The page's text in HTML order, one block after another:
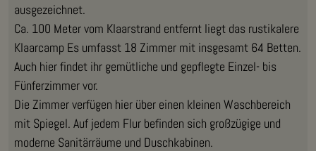
ausgezeichnet.
Ca. 100 Meter vom Klaarstrand entfernt liegt das rustikalere
Klaarcamp Es umfasst 18 Zimmer mit insgesamt 64 Betten.
Auch hier findet ihr gemütliche und gepflegte Einzel- bis
Fünferzimmer vor.
Die Zimmer verfügen hier über einen kleinen Waschbereich
mit Spiegel. Auf jedem Flur befinden sich großzügige und
moderne Sanitärräume und Duschkabinen.